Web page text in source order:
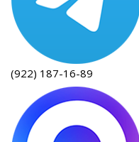
(922) 187-16-89